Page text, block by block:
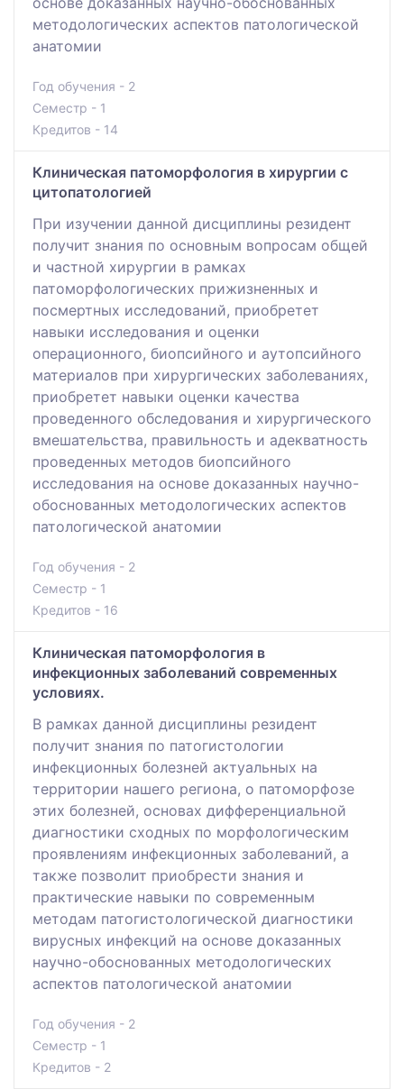
методологических аспектов патологической
анатомии
Год обучения - 2
Семестр - 1
Кредитов - 14
Клиническая патоморфология в хирургии с
цитопатологией
При изучении данной дисциплины резидент
получит знания по основным вопросам общей
и частной хирургии в рамках
патоморфологических прижизненных и
посмертных исследований, приобретет
навыки исследования и оценки
операционного, биопсийного и аутопсийного
материалов при хирургических заболеваниях,
приобретет навыки оценки качества
проведенного обследования и хирургического
вмешательства, правильность и адекватность
проведенных методов биопсийного
исследования на основе доказанных научно-
обоснованных методологических аспектов
патологической анатомии
Год обучения - 2
Семестр - 1
Кредитов - 16
Клиническая патоморфология в
инфекционных заболеваний современных
условиях.
В рамках данной дисциплины резидент
получит знания по патогистологии
инфекционных болезней актуальных на
территории нашего региона, о патоморфозе
этих болезней, основах дифференциальной
диагностики сходных по морфологическим
проявлениям инфекционных заболеваний, а
также позволит приобрести знания и
практические навыки по современным
методам патогистологической диагностики
вирусных инфекций на основе доказанных
научно-обоснованных методологических
аспектов патологической анатомии
Год обучения - 2
Семестр - 1
Кредитов - 2